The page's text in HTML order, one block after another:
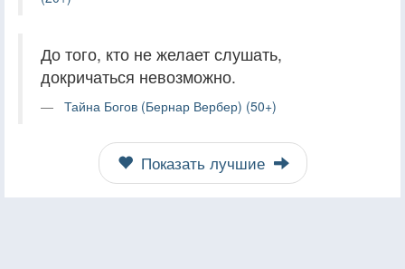
До того, кто не желает слушать,
докричаться невозможно.
Тайна Богов (Бернар Вербер) (50+)
Показать лучшие